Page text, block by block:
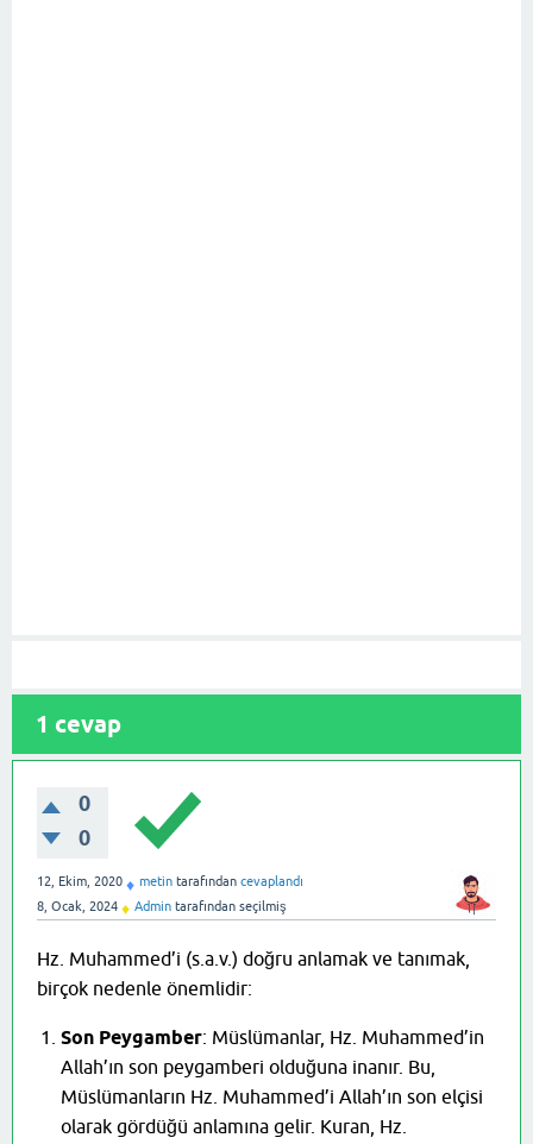
1 cevap
0
0
12, Ekim, 2020 ♦ metin tarafından cevaplandı
8, Ocak, 2024 ♦ Admin tarafından seçilmiş
Hz. Muhammed’i (s.a.v.) doğru anlamak ve tanımak,
birçok nedenle önemlidir:
Son Peygamber: Müslümanlar, Hz. Muhammed’in
Allah’ın son peygamberi olduğuna inanır. Bu,
Müslümanların Hz. Muhammed’i Allah’ın son elçisi
olarak gördüğü anlamına gelir. Kuran, Hz.